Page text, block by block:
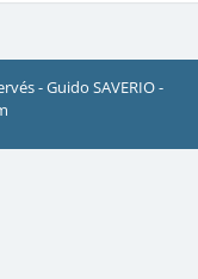
- Guido SAVERIO -